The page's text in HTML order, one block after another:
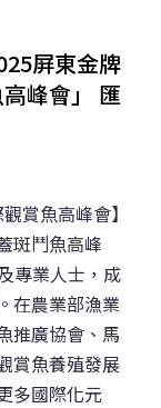
畫
培計畫
業社會實踐與
屏東金牌
峰會」 匯
賞魚高峰會】
斑鬥魚高峰
專業人士，成
在農業部漁業
推廣協會、馬
賞魚養殖發展
多國際化元